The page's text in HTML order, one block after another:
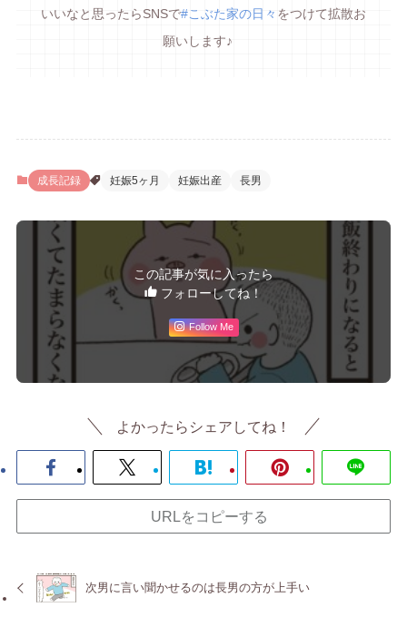
いいなと思ったらSNSで#こぶた家の日々 をつけて拡散お
願いします♪
成長記録 妊娠5ヶ月 妊娠出産 長男
この記事が気に入ったら
フォローしてね！
Follow Me
よかったらシェアしてね！
URLをコピーする
次男に言い聞かせるのは長男の方が上手い